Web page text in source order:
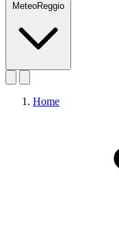
MeteoReggio
Home